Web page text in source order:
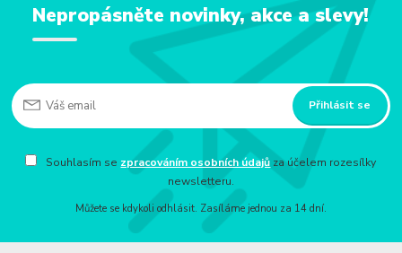
Nepropásněte novinky, akce a slevy!
Přihlásit se
Souhlasím se zpracováním osobních údajů za účelem rozesílky
newsletteru.
Můžete se kdykoli odhlásit. Zasíláme jednou za 14 dní.